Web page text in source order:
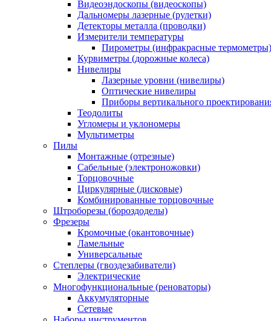
Видеоэндоскопы (видеоскопы)
Дальномеры лазерные (рулетки)
Детекторы металла (проводки)
Измерители температуры
Пирометры (инфракрасные термометры)
Курвиметры (дорожные колеса)
Нивелиры
Лазерные уровни (нивелиры)
Оптические нивелиры
Приборы вертикального
Теодолиты
Угломеры и уклономеры
Мультиметры
Пилы
Монтажные (отрезные)
Сабельные (электроножовки)
Торцовочные
Циркулярные (дисковые)
Комбинированные торцовочные
Штроборезы (бороздоделы)
Фрезеры
Кромочные (окантовочные)
Ламельные
Универсальные
Степлеры (гвоздезабиватели)
Электрические
Многофункциональные (реноваторы)
Аккумуляторные
Сетевые